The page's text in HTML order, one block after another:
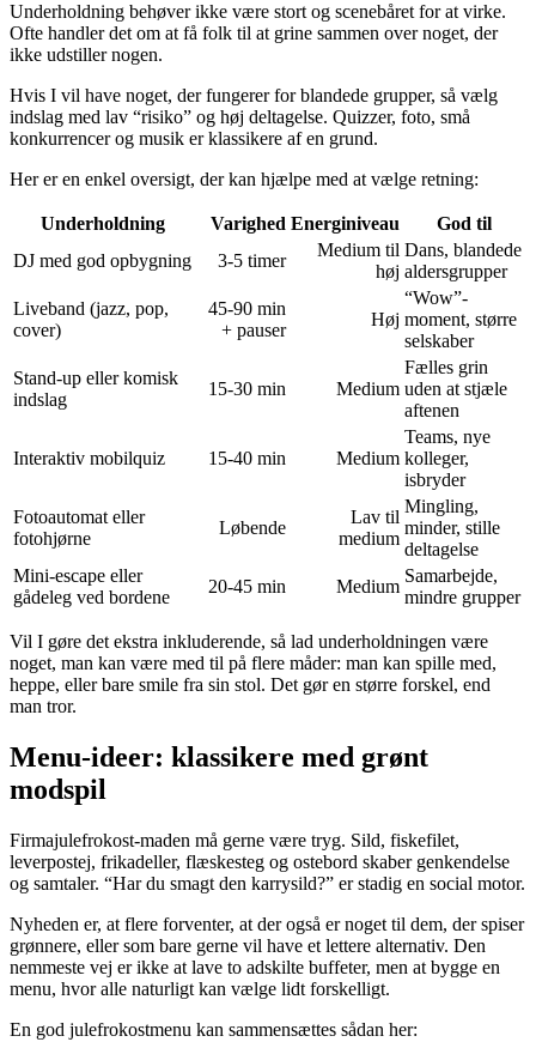
Underholdning behøver ikke være stort og scenebåret for at virke.
Ofte handler det om at få folk til at grine sammen over noget, der
ikke udstiller nogen.
Hvis I vil have noget, der fungerer for blandede grupper, så vælg
indslag med lav “risiko” og høj deltagelse. Quizzer, foto, små
konkurrencer og musik er klassikere af en grund.
Her er en enkel oversigt, der kan hjælpe med at vælge retning:
Underholdning Varighed Energiniveau
God til
DJ med god opbygning
3-5 timer
Medium til
høj
Dans, blandede
aldersgrupper
Liveband (jazz, pop,
cover)
45-90 min
+ pauser
Høj
“Wow”-
moment, større
selskaber
Stand-up eller komisk
indslag
15-30 min Medium
Fælles grin
uden at stjæle
aftenen
Interaktiv mobilquiz 15-40 min Medium
Teams, nye
kolleger,
isbryder
Fotoautomat eller
fotohjørne
Løbende
Lav til
medium
Mingling,
minder, stille
deltagelse
Mini-escape eller
gådeleg ved bordene
20-45 min Medium
Samarbejde,
mindre grupper
Vil I gøre det ekstra inkluderende, så lad underholdningen være
noget, man kan være med til på flere måder: man kan spille med,
heppe, eller bare smile fra sin stol. Det gør en større forskel, end
man tror.
Menu-ideer: klassikere med grønt
modspil
Firmajulefrokost-maden må gerne være tryg. Sild, fiskefilet,
leverpostej, frikadeller, flæskesteg og ostebord skaber genkendelse
og samtaler. “Har du smagt den karrysild?” er stadig en social motor.
Nyheden er, at flere forventer, at der også er noget til dem, der spiser
grønnere, eller som bare gerne vil have et lettere alternativ. Den
nemmeste vej er ikke at lave to adskilte buffeter, men at bygge en
menu, hvor alle naturligt kan vælge lidt forskelligt.
En god julefrokostmenu kan sammensættes sådan her: